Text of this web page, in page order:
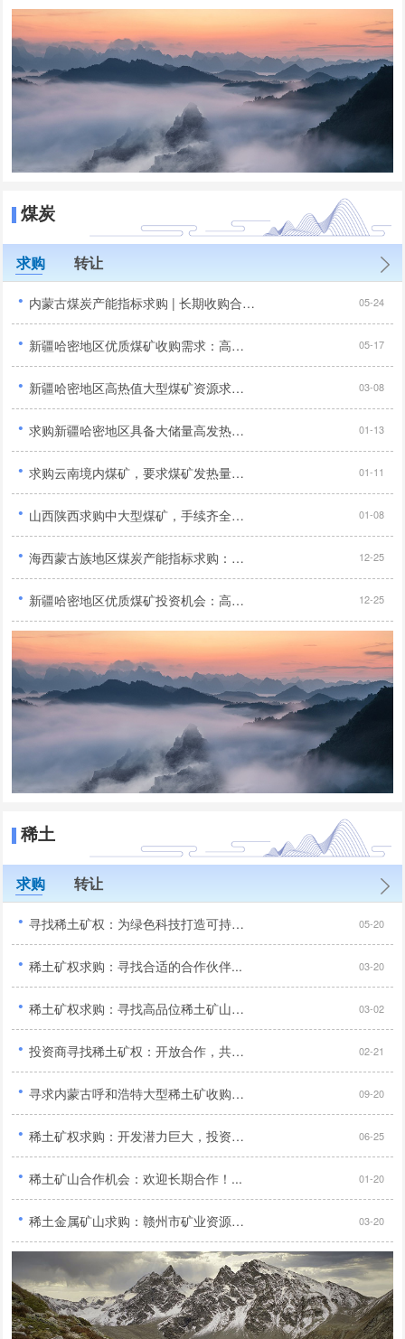
煤炭
求购 转让
· 内蒙古煤炭产能指标求购 | 长期收购合法合规煤矿产能置换指标 | 露天矿/井工矿优先... 05-24
· 新疆哈密地区优质煤矿收购需求：高储量、高发热量项目征集... 05-17
· 新疆哈密地区高热值大型煤矿资源求购公告：年产能120万吨以上... 03-08
· 求购新疆哈密地区具备大储量高发热量且年产量达120万吨以上无产权纠纷及外债优质煤矿... 01-13
· 求购云南境内煤矿，要求煤矿发热量达到5500大卡以上... 01-11
· 山西陕西求购中大型煤矿，手续齐全，90万吨/年产能... 01-08
· 海西蒙古族地区煤炭产能指标求购：业务扩张需求旺盛，寻求大量优质产能指标... 12-25
· 新疆哈密地区优质煤矿投资机会：高储量、高热值、无纠纷、无外债，年产量120万吨以上，2亿投资预算... 12-25
稀土
求购 转让
· 寻找稀土矿权：为绿色科技打造可持续未来... 05-20
· 稀土矿权求购：寻找合适的合作伙伴... 03-20
· 稀土矿权求购：寻找高品位稀土矿山，开采技术领先！... 03-02
· 投资商寻找稀土矿权：开放合作，共享矿业发展成果！... 02-21
· 寻求内蒙古呼和浩特大型稀土矿收购：技术先进，投资亿元以上！... 09-20
· 稀土矿权求购：开发潜力巨大，投资商机无限！... 06-25
· 稀土矿山合作机会：欢迎长期合作！... 01-20
· 稀土金属矿山求购：赣州市矿业资源合作机遇！... 03-20